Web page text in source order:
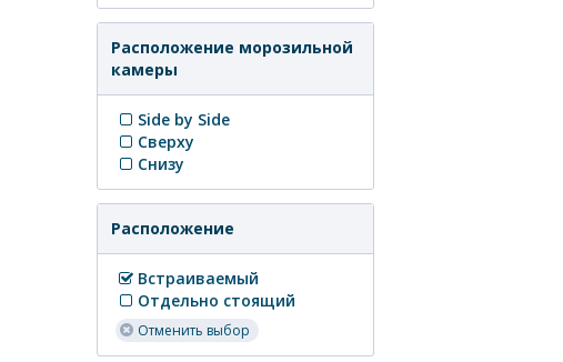
Расположение морозильной
камеры
Side by Side
Сверху
Снизу
Расположение
Встраиваемый
Отдельно стоящий
Отменить выбор